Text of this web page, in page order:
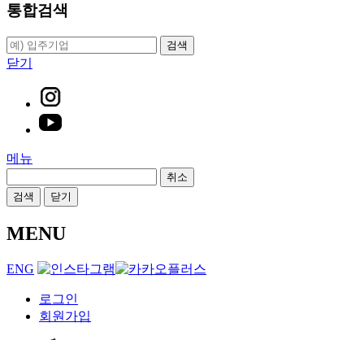
통합검색
검색
닫기
메뉴
취소
검색
닫기
MENU
ENG
로그인
회원가입